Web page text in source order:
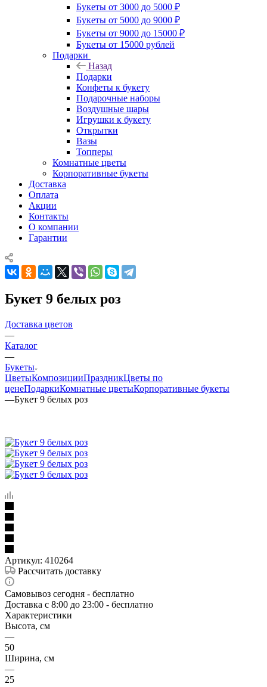
Букеты от 3000 до 5000 ₽
Букеты от 5000 до 9000 ₽
Букеты от 9000 до 15000 ₽
Букеты от 15000 рублей
Подарки
Назад
Подарки
Конфеты к букету
Подарочные наборы
Воздушные шары
Игрушки к букету
Открытки
Вазы
Топперы
Комнатные цветы
Корпоративные букеты
Доставка
Оплата
Акции
Контакты
О компании
Гарантии
Букет 9 белых роз
Доставка цветов
—
Каталог
—
Букеты
ЦветыКомпозицииПраздникЦветы по
ценеПодаркиКомнатные цветыКорпоративные букеты
—Букет 9 белых роз
Артикул: 410264
Рассчитать доставку
Самовывоз сегодня - бесплатно
Доставка c 8:00 до 23:00 - бесплатно
Характеристики
Высота, см
—
50
Ширина, см
—
25